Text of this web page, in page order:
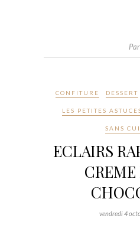
CONFITURE DESSERT
LES PETITES
SANS
ECLAIRS
CREME
vendredi 4